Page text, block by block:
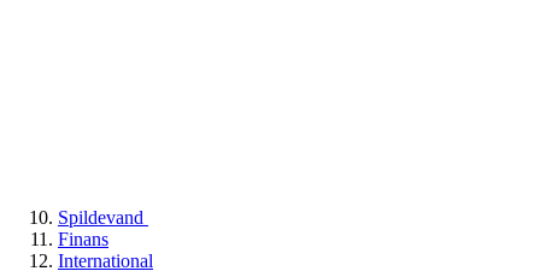
Spildevand
Finans
International